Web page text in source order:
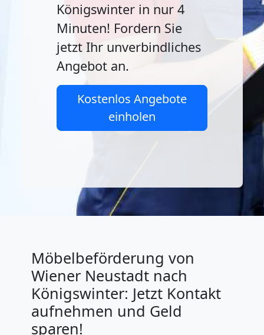
Königswinter in nur 4
Minuten! Fordern Sie
jetzt Ihr unverbindliches
Angebot an.
Kostenlos Angebote
einholen
Möbelbeförderung von
Wiener Neustadt nach
Königswinter: Jetzt Kontakt
aufnehmen und Geld
sparen!